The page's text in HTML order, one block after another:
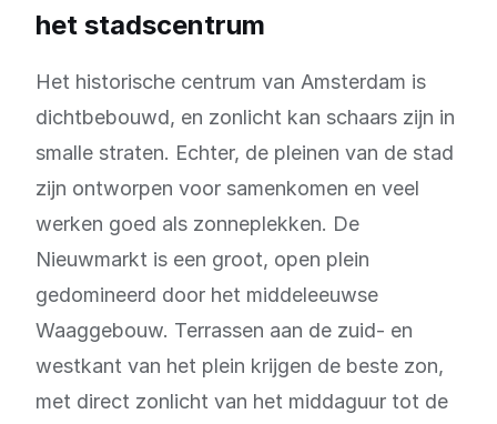
het stadscentrum
Het historische centrum van Amsterdam is
dichtbebouwd, en zonlicht kan schaars zijn in
smalle straten. Echter, de pleinen van de stad
zijn ontworpen voor samenkomen en veel
werken goed als zonneplekken. De
Nieuwmarkt is een groot, open plein
gedomineerd door het middeleeuwse
Waaggebouw. Terrassen aan de zuid- en
westkant van het plein krijgen de beste zon,
met direct zonlicht van het middaguur tot de